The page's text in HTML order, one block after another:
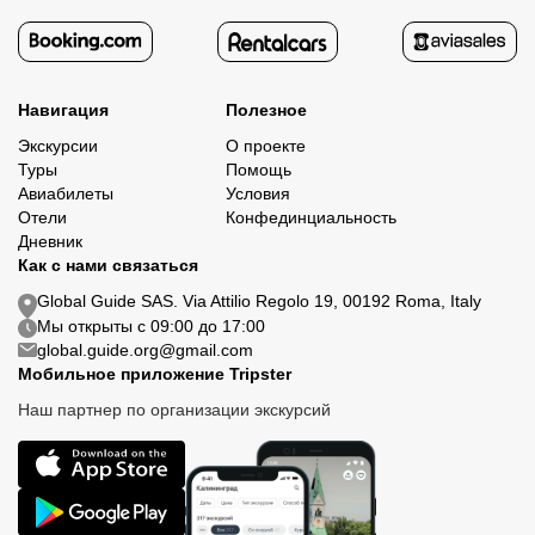
Навигация
Экскурсии
Туры
Авиабилеты
Отели
Дневник
Полезное
О проекте
Помощь
Условия
Конфединциальность
Как с нами связаться
Global Guide SAS. Via Attilio Regolo 19, 00192 Roma, Italy
Мы открыты с 09:00 до 17:00
global.guide.org@gmail.com
Мобильное приложение Tripster
Наш партнер по организации экскурсий